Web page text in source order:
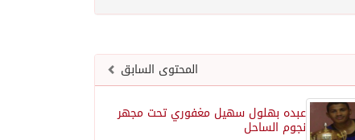
المحتوى السابق
عبده بهلول سهيل مغفوري تحت مجهر
نجوم الساحل